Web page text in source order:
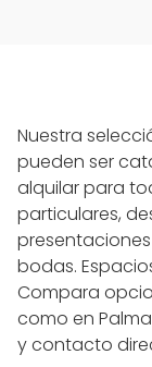
Nuestra
pueden ser
alquilar para
particulares,
bodas.
Compara
como en
y contacto